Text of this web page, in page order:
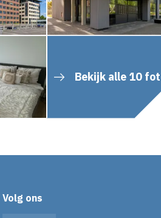
Bekijk alle 10
Volg ons